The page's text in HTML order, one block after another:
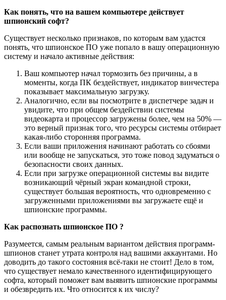
Как понять, что на вашем компьютере действует
шпионский софт?
Существует несколько признаков, по которым вам удастся
понять, что шпионское ПО уже попало в вашу операционную
систему и начало активные действия:
Ваш компьютер начал тормозить без причины, а в
моменты, когда ПК бездействует, индикатор винчестера
показывает максимальную загрузку.
Аналогично, если вы посмотрите в диспетчере задач и
увидите, что при общем бездействии системы
видеокарта и процессор загружены более, чем на 50% —
это верный признак того, что ресурсы системы отбирает
какая-либо сторонняя программа.
Если ваши приложения начинают работать со сбоями
или вообще не запускаться, это тоже повод задуматься о
безопасности своих данных.
Если при загрузке операционной системы вы видите
возникающий чёрный экран командной строки,
существует большая вероятность, что одновременно с
загруженными приложениями вы загружаете ещё и
шпионские программы.
Как распознать шпионское ПО ?
Разумеется, самым реальным вариантом действия программ-
шпионов станет утрата контроля над вашими аккаунтами. Но
доводить до такого состояния всё-таки не стоит! Дело в том,
что существует немало качественного идентифицирующего
софта, который поможет вам выявить шпионские программы
и обезвредить их. Что относится к их числу?